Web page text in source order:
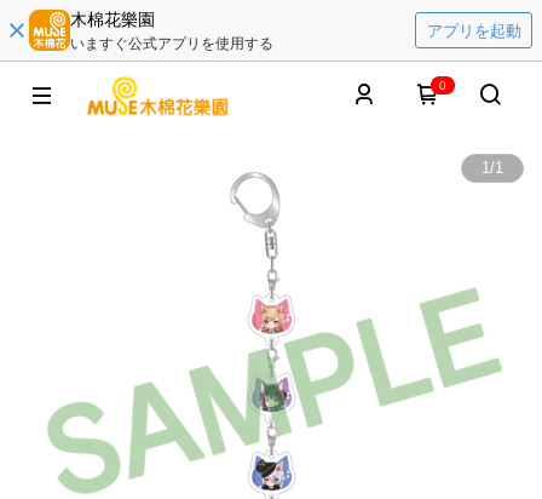
木棉花樂園
いますぐ公式アプリを使用する
アプリを起動
0
1/1